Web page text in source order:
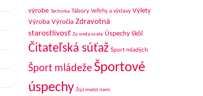
výrobe Technika Tábory Veľtrhy a výstavy Výlety
Výroba Výročia Zdravotná
starostlivosť Zo sveta ocele Úspechy škôl
Čitateľská súťaž Šport mladých
Šport mládeže Športové
úspechy Žijú medzi nami